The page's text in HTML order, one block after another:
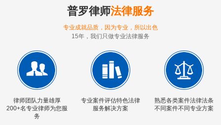
普罗律师法律服务
专业成就品质，因为专业，所以出色
15年，我们只做专业法律服务
律师团队力量雄厚
200+名专业律师为您服
务
专业案件评估特色法律
服务解决方案
熟悉各类案件法律法条
不同案件不同专业方案